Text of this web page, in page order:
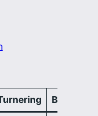
Bane